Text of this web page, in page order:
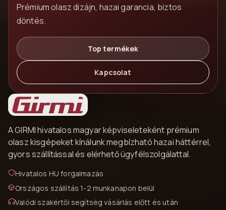
Prémium olasz dizájn, hazai garancia, biztos
döntés.
Top termékek
Kapcsolat
A GIRMI hivatalos magyar képviseleteként prémium
olasz kisgépeket kínálunk megbízható hazai háttérrel,
gyors szállítással és elérhető ügyfélszolgálattal.
Hivatalos HU forgalmazás
Országos szállítás 1-2 munkanapon belül
Valódi szakértői segítség vásárlás előtt és után